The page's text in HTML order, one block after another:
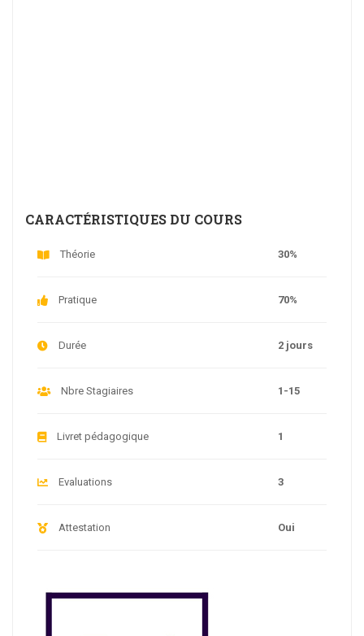
CARACTÉRISTIQUES DU COURS
Théorie 30%
Pratique 70%
Durée 2 jours
Nbre Stagiaires 1-15
Livret pédagogique 1
Evaluations 3
Attestation Oui